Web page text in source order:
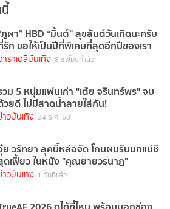
ภูผา” HBD “มิ้นต์” สุขสันต์วันเกิดนะครับ
รัก ขอให้เป็นปีที่พิเศษที่สุดอีกปีของเรา
าราเดลี่บันเทิง 8 ชั่วโมงที่แล้ว
วม 5 หนุ่มแฟนเก่า "เต้ย จรินทร์พร" จบ
วยดี ไม่มีสาดน้ำลายใส่กัน!
าวบันเทิง 24 ธ.ค. 68
ย วรัทยา ลุคนี้หล่อจัด โกนผมรับบทแม่ชี
ดเฟี้ยว ในหนัง "คุณยายวรนาฎ"
าวบันเทิง 1 วันที่แล้ว